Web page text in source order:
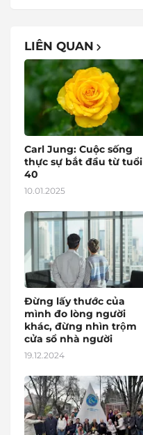
LIÊN QUAN
Carl Jung: Cuộc sống
thực sự bắt đầu từ tuổi
40
10.01.2025
Đừng lấy thước của
mình đo lòng người
khác, đừng nhìn trộm
cửa sổ nhà người
19.12.2024